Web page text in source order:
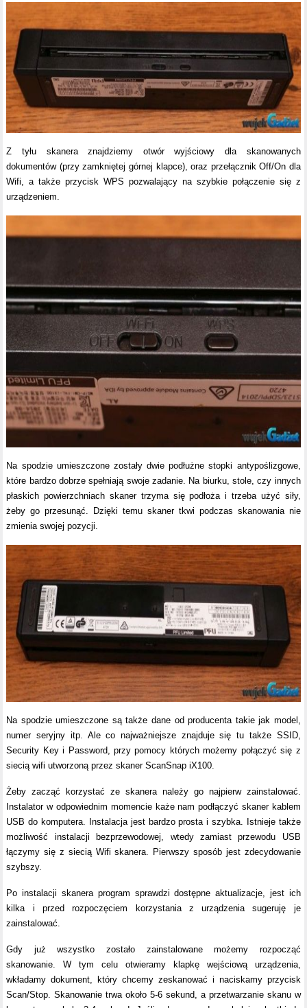
Z tyłu skanera znajdziemy otwór wyjściowy dla skanowanych
dokumentów (przy zamkniętej górnej klapce), oraz przełącznik Off/On dla
Wifi, a także przycisk WPS pozwalający na szybkie połączenie się z
urządzeniem.
Na spodzie umieszczone zostały dwie podłużne stopki antypoślizgowe,
które bardzo dobrze spełniają swoje zadanie. Na biurku, stole, czy innych
płaskich powierzchniach skaner trzyma się podłoża i trzeba użyć siły,
żeby go przesunąć. Dzięki temu skaner tkwi podczas skanowania nie
zmienia swojej pozycji.
Na spodzie umieszczone są także dane od producenta takie jak model,
numer seryjny itp. Ale co najważniejsze znajduje się tu także SSID,
Security Key i Password, przy pomocy których możemy połączyć się z
siecią wifi utworzoną przez skaner ScanSnap iX100.
Żeby zacząć korzystać ze skanera należy go najpierw zainstalować.
Instalator w odpowiednim momencie każe nam podłączyć skaner kablem
USB do komputera. Instalacja jest bardzo prosta i szybka. Istnieje także
możliwość instalacji bezprzewodowej, wtedy zamiast przewodu USB
łączymy się z siecią Wifi skanera. Pierwszy sposób jest zdecydowanie
szybszy.
Po instalacji skanera program sprawdzi dostępne aktualizacje, jest ich
kilka i przed rozpoczęciem korzystania z urządzenia sugeruję je
zainstalować.
Gdy już wszystko zostało zainstalowane możemy rozpocząć
skanowanie. W tym celu otwieramy klapkę wejściową urządzenia,
wkładamy dokument, który chcemy zeskanować i naciskamy przycisk
Scan/Stop. Skanowanie trwa około 5-6 sekund, a przetwarzanie skanu w